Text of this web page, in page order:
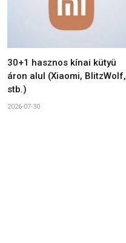
30+1 hasznos kínai kütyü
áron alul (Xiaomi, BlitzWolf,
stb.)
2026-07-30